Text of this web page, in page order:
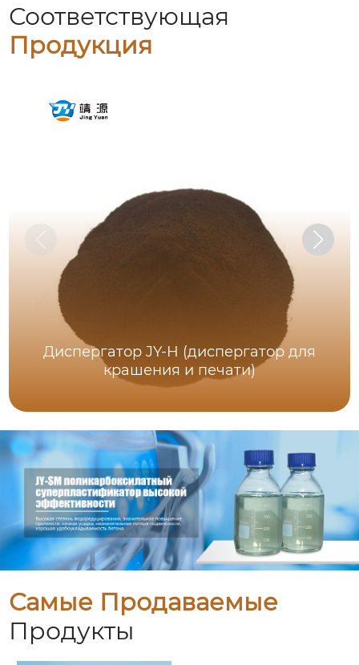
Соответствующая
Продукция
Диспергатор JY-H (диспергатор для
крашения и печати)
Самые Продаваемые
Продукты